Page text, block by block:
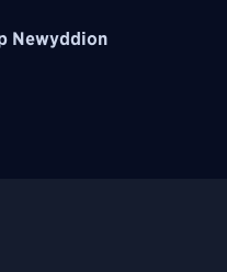
Newyddion